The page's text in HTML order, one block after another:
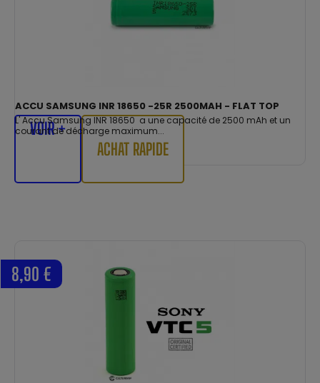
ACCU SAMSUNG INR 18650 -25R 2500MAH - FLAT TOP
L' Accu Samsung INR 18650 a une capacité de 2500 mAh et un
courant de décharge maximum...
VOIR +
ACHAT RAPIDE
8,90 €